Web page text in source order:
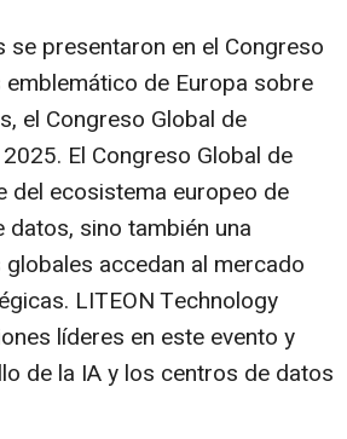
presentaron en el Congreso
de Europa sobre
el Congreso Global de
El Congreso Global de
del ecosistema europeo de
sino también una
accedan al mercado
LITEON Technology
líderes en este evento y
de la IA y los centros de datos